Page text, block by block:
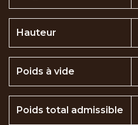
Hauteur
Poids à vide
Poids total admissible